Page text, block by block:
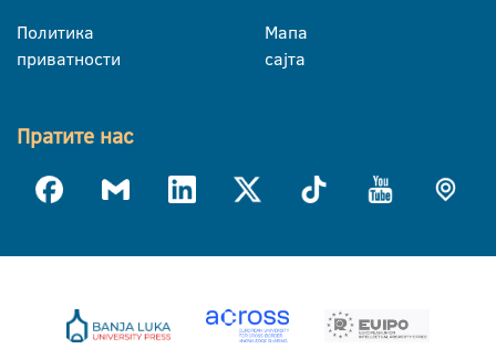
Политика
приватности
Мапа
сајта
Пратите нас